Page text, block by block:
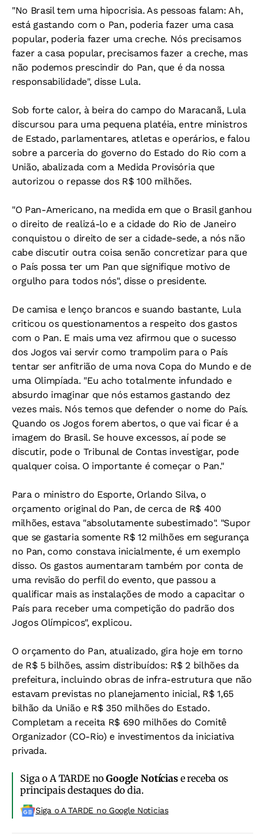
"No Brasil tem uma hipocrisia. As pessoas falam: Ah,
está gastando com o Pan, poderia fazer uma casa
popular, poderia fazer uma creche. Nós precisamos
fazer a casa popular, precisamos fazer a creche, mas
não podemos prescindir do Pan, que é da nossa
responsabilidade", disse Lula.
Sob forte calor, à beira do campo do Maracanã, Lula
discursou para uma pequena platéia, entre ministros
de Estado, parlamentares, atletas e operários, e falou
sobre a parceria do governo do Estado do Rio com a
União, abalizada com a Medida Provisória que
autorizou o repasse dos R$ 100 milhões.
"O Pan-Americano, na medida em que o Brasil ganhou
o direito de realizá-lo e a cidade do Rio de Janeiro
conquistou o direito de ser a cidade-sede, a nós não
cabe discutir outra coisa senão concretizar para que
o País possa ter um Pan que signifique motivo de
orgulho para todos nós", disse o presidente.
De camisa e lenço brancos e suando bastante, Lula
criticou os questionamentos a respeito dos gastos
com o Pan. E mais uma vez afirmou que o sucesso
dos Jogos vai servir como trampolim para o País
tentar ser anfitrião de uma nova Copa do Mundo e de
uma Olimpíada. "Eu acho totalmente infundado e
absurdo imaginar que nós estamos gastando dez
vezes mais. Nós temos que defender o nome do País.
Quando os Jogos forem abertos, o que vai ficar é a
imagem do Brasil. Se houve excessos, aí pode se
discutir, pode o Tribunal de Contas investigar, pode
qualquer coisa. O importante é começar o Pan."
Para o ministro do Esporte, Orlando Silva, o
orçamento original do Pan, de cerca de R$ 400
milhões, estava "absolutamente subestimado". "Supor
que se gastaria somente R$ 12 milhões em segurança
no Pan, como constava inicialmente, é um exemplo
disso. Os gastos aumentaram também por conta de
uma revisão do perfil do evento, que passou a
qualificar mais as instalações de modo a capacitar o
País para receber uma competição do padrão dos
Jogos Olímpicos", explicou.
O orçamento do Pan, atualizado, gira hoje em torno
de R$ 5 bilhões, assim distribuídos: R$ 2 bilhões da
prefeitura, incluindo obras de infra-estrutura que não
estavam previstas no planejamento inicial, R$ 1,65
bilhão da União e R$ 350 milhões do Estado.
Completam a receita R$ 690 milhões do Comitê
Organizador (CO-Rio) e investimentos da iniciativa
privada.
Siga o A TARDE noGoogle Notíciase receba os
principais destaques do dia.
Siga o A TARDE no Google Noticias